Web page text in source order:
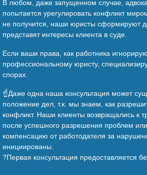
В любом, даже запущенном случае,
попытается урегулировать конфликт
не получится, наши юристы сформируют
представят интересы клиента в суде.
Если ваши права, как работника
профессиональному юристу,
спорах.
☝️Даже одна наша консультация может
положение дел, т.к. мы знаем, как
конфликт. Наши клиенты возвращались к
после успешного разрешения проблем
компенсацию от работодателя за
инициированы.
?Первая консультация предоставляется